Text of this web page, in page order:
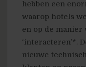
hebben een
waarop hotels
en op de manier
‘interacteren’*.
nieuwe